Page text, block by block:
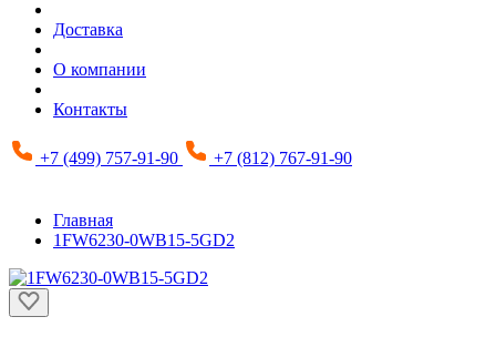
Доставка
О компании
Контакты
+7 (499) 757-91-90 +7 (812) 767-91-90
Главная
1FW6230-0WB15-5GD2